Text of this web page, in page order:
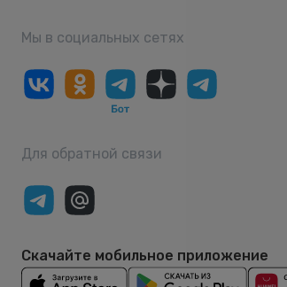
Мы в социальных сетях
Для обратной связи
Скачайте мобильное приложение